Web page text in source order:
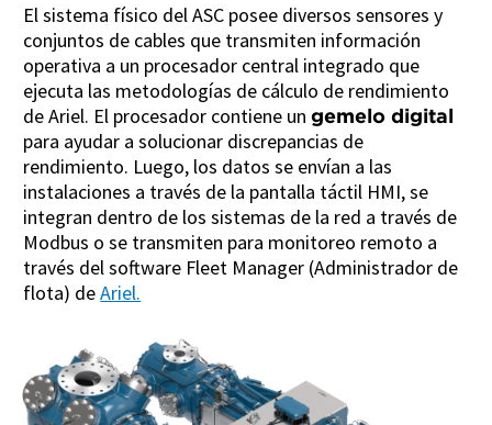
El sistema físico del ASC posee diversos sensores y
conjuntos de cables que transmiten información
operativa a un procesador central integrado que
ejecuta las metodologías de cálculo de rendimiento
de Ariel. El procesador contiene ungemelo digital
para ayudar a solucionar discrepancias de
rendimiento. Luego, los datos se envían a las
instalaciones a través de la pantalla táctil HMI, se
integran dentro de los sistemas de la red a través de
Modbus o se transmiten para monitoreo remoto a
través del software Fleet Manager (Administrador de
flota) deAriel.